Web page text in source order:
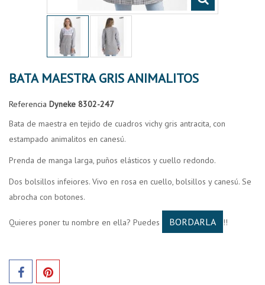
BATA MAESTRA GRIS ANIMALITOS
Referencia Dyneke 8302-247
Bata de maestra en tejido de cuadros vichy gris antracita, con
estampado animalitos en canesú.
Prenda de manga larga, puños elásticos y cuello redondo.
Dos bolsillos infeiores. Vivo en rosa en cuello, bolsillos y canesú. Se
abrocha con botones.
Quieres poner tu nombre en ella? Puedes BORDARLA !!